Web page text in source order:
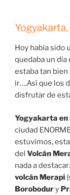
Hoy había sido
quedaba un
estaba tan
ir….Así que los
disfrutar de
Yogyakarta en
ciudad
estuvimos,
del Volcán
nada a
volcán Merapi
Borobodury